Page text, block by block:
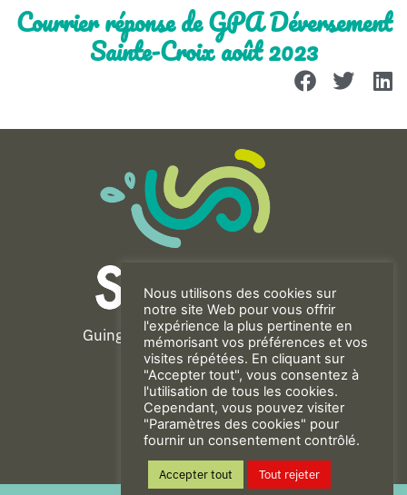
Courrier réponse de GPA Déversement
Sainte-Croix août 2023
Guingamp-Paimpol Agglomération
11 rue de la Trinité
22200 GUINGAMP
02 96 40 23 82
CONTACT
Nous utilisons des cookies sur
notre site Web pour vous offrir
l'expérience la plus pertinente en
mémorisant vos préférences et vos
visites répétées. En cliquant sur
"Accepter tout", vous consentez à
l'utilisation de tous les cookies.
Cependant, vous pouvez visiter
"Paramètres des cookies" pour
fournir un consentement contrôlé.
Accepter tout Tout rejeter